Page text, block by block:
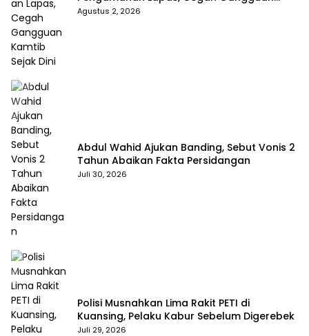
Kamtib Sejak Dini
Agustus 2, 2026
Abdul Wahid Ajukan Banding, Sebut Vonis 2
Tahun Abaikan Fakta Persidangan
Juli 30, 2026
Polisi Musnahkan Lima Rakit PETI di
Kuansing, Pelaku Kabur Sebelum Digerebek
Juli 29, 2026